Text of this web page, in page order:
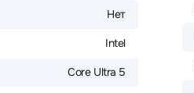
Нет
Intel
Core Ultra 5